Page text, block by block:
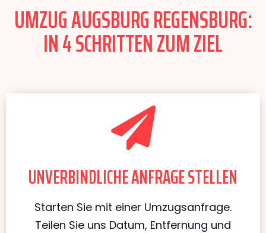
UMZUG AUGSBURG REGENSBURG:
IN 4 SCHRITTEN ZUM ZIEL
UNVERBINDLICHE ANFRAGE STELLEN
Starten Sie mit einer Umzugsanfrage.
Teilen Sie uns Datum, Entfernung und